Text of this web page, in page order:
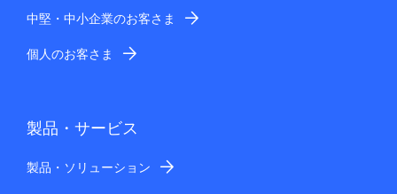
中堅・中小企業のお客さま
個人のお客さま
製品・サービス
製品・ソリューション